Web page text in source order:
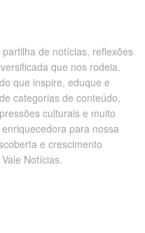
de notícias, reflexões
que nos rodeia.
que inspire, eduque e
categorias de conteúdo,
culturais e muito
para nossa
e crescimento
Notícias.